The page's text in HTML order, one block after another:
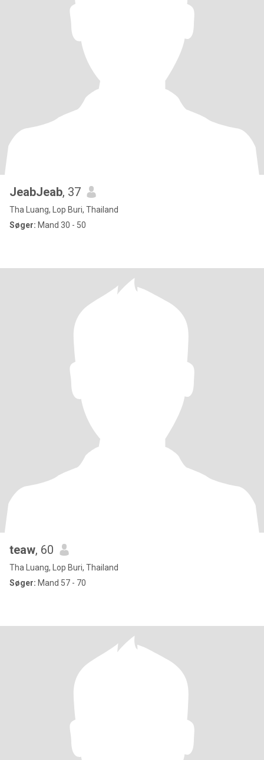
JeabJeab, 37
Tha Luang, Lop Buri, Thailand
Søger: Mand 30 - 50
teaw, 60
Tha Luang, Lop Buri, Thailand
Søger: Mand 57 - 70